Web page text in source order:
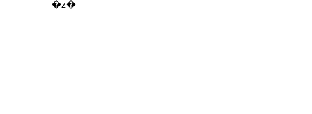
�z�